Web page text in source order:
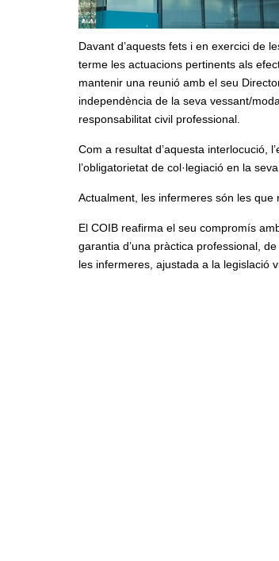
Davant d’aquests fets i en exercici de
terme les actuacions pertinents als
mantenir una reunió amb el seu
independència de la seva vessant/
responsabilitat civil professional.
Com a resultat d’aquesta interlocució,
l’obligatorietat de col·legiació en la
Actualment, les infermeres són les que
El COIB reafirma el seu compromís
garantia d’una pràctica professional,
les infermeres, ajustada a la legislació